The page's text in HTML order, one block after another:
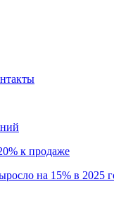
к продаже
на 15% в 2025